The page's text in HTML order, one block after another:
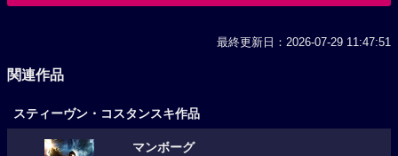
最終更新日：2026-07-29 11:47:51
関連作品
スティーヴン・コスタンスキ作品
マンボーグ